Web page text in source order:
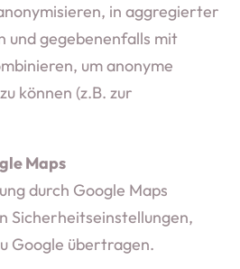
in aggregierter
und gegebenenfalls mit
um anonyme
können (z.B. zur
Maps
durch Google Maps
Sicherheitseinstellungen,
Google übertragen.